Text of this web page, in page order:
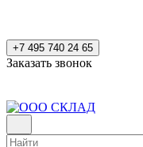
+7 495 740 24 65
Заказать звонок